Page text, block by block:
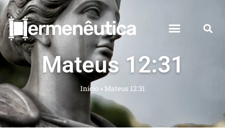
Mateus 12:31
Início» Mateus 12:31